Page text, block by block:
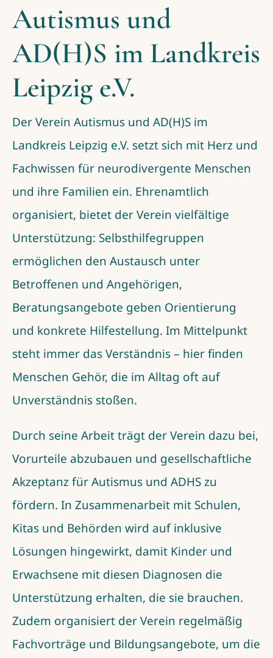
Autismus und
AD(H)S im Landkreis
Leipzig e.V.
Der Verein Autismus und AD(H)S im
Landkreis Leipzig e.V. setzt sich mit Herz und
Fachwissen für neurodivergente Menschen
und ihre Familien ein. Ehrenamtlich
organisiert, bietet der Verein vielfältige
Unterstützung: Selbsthilfegruppen
ermöglichen den Austausch unter
Betroffenen und Angehörigen,
Beratungsangebote geben Orientierung
und konkrete Hilfestellung. Im Mittelpunkt
steht immer das Verständnis – hier finden
Menschen Gehör, die im Alltag oft auf
Unverständnis stoßen.
Durch seine Arbeit trägt der Verein dazu bei,
Vorurteile abzubauen und gesellschaftliche
Akzeptanz für Autismus und ADHS zu
fördern. In Zusammenarbeit mit Schulen,
Kitas und Behörden wird auf inklusive
Lösungen hingewirkt, damit Kinder und
Erwachsene mit diesen Diagnosen die
Unterstützung erhalten, die sie brauchen.
Zudem organisiert der Verein regelmäßig
Fachvorträge und Bildungsangebote, um die